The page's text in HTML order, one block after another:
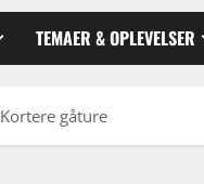
TEMAER & OPLEVELSER
Kortere gåture